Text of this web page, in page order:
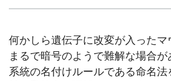
何かしら遺伝子に改変が入ったマ
まるで暗号のようで難解な場合
系統の名付けルールである命名